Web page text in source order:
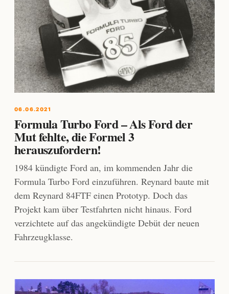
06.06.2021
Formula Turbo Ford – Als Ford der
Mut fehlte, die Formel 3
herauszufordern!
1984 kündigte Ford an, im kommenden Jahr die
Formula Turbo Ford einzuführen. Reynard baute mit
dem Reynard 84FTF einen Prototyp. Doch das
Projekt kam über Testfahrten nicht hinaus. Ford
verzichtete auf das angekündigte Debüt der neuen
Fahrzeugklasse.